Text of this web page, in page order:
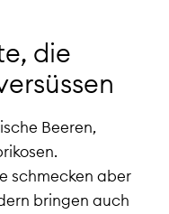
die
Beeren,
schmecken aber
bringen auch